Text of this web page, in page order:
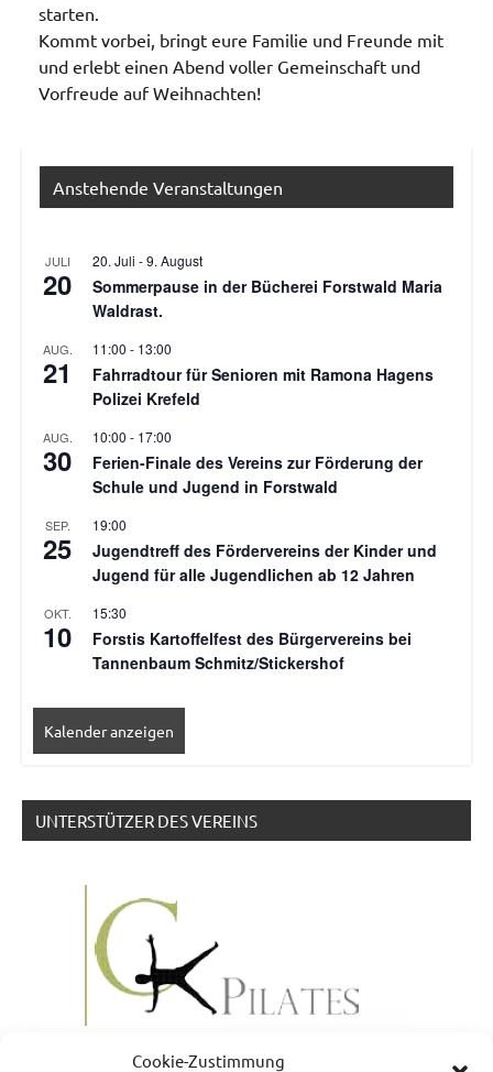
Cookie-Zustimmung
starten.
Kommt vorbei, bringt eure Familie und Freunde mit
und erlebt einen Abend voller Gemeinschaft und
Vorfreude auf Weihnachten!
Allgemein
Anstehende Veranstaltungen
JULI
20
20. Juli -9. August
Sommerpause in der Bücherei Forstwald Maria
Waldrast.
AUG.
21
11:00 - 13:00
Fahrradtour für Senioren mit Ramona Hagens
Polizei Krefeld
AUG.
30
10:00 - 17:00
Ferien-Finale des Vereins zur Förderung der
Schule und Jugend in Forstwald
SEP.
25
19:00
Jugendtreff des Fördervereins der Kinder und
Jugend für alle Jugendlichen ab 12 Jahren
OKT.
10
15:30
Forstis Kartoffelfest des Bürgervereins bei
Tannenbaum Schmitz/Stickershof
Kalender anzeigen
UNTERSTÜTZER DES VEREINS